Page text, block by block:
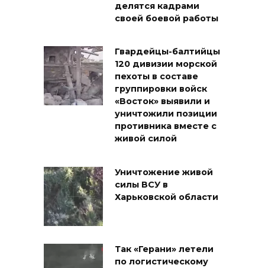
делятся кадрами
своей боевой работы
Гвардейцы-балтийцы
120 дивизии морской
пехоты в составе
группировки войск
«Восток» выявили и
уничтожили позиции
противника вместе с
живой силой
Уничтожение живой
силы ВСУ в
Харьковской области
Так «Герани» летели
по логистическому